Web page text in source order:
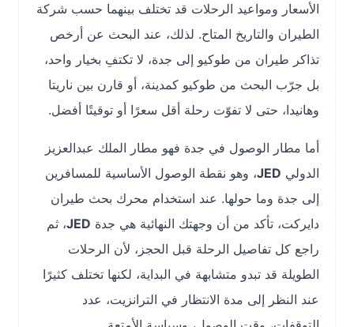
الأسعار ومواعيد الرحلات قد تختلف بينهما حسب شركة
الطيران والتاريخ المتاح. لذلك، عند البحث عن أرخص
تذاكر طيران من طوكيو إلى جدة، لا تكتفِ بخيار واحد،
بل جرّب البحث من طوكيو كمدينة، أو قارن بين ناريتا
وهانيدا، حتى لا تفوّت رحلة أقل سعرًا أو توقيتًا أفضل.
أما مطار الوصول في جدة فهو مطار الملك عبدالعزيز
الدوليJED ، وهو نقطة الوصول الأساسية للمسافرين
إلى جدة وما حولها. عند استخدام محرك بحث طيران
دايركت، تأكد من أن وجهتك النهائية هي جدة JED، ثم
راجع كل تفاصيل الرحلة قبل الحجز، لأن الرحلات
الطويلة قد تبدو متشابهة في البداية، لكنها تختلف كثيرًا
عند النظر إلى مدة الانتظار في الترانزيت، عدد